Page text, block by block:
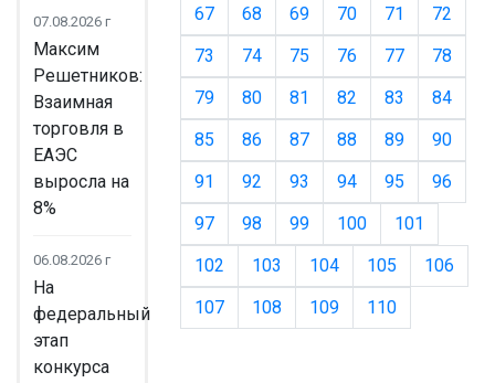
07.08.2026 г
Максим
Решетников:
Взаимная
торговля в
ЕАЭС
выросла на
8%
06.08.2026 г
На
федеральный
этап
конкурса
67 68 69 70 71
72
73
74 75 76 77
78
79
80 81 82 83
84
85
86 87 88 89
90
91
92 93 94 95
96
97
98 99 100
101
102
103 104 105
106
107
108 109 110